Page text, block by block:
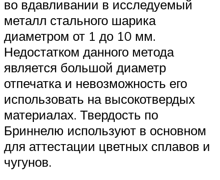
во вдавливании в исследуемый
металл стального шарика
диаметром от 1 до 10 мм.
Недостатком данного метода
является большой диаметр
отпечатка и невозможность его
использовать на высокотвердых
материалах. Твердость по
Бриннелю используют в основном
для аттестации цветных сплавов и
чугунов.